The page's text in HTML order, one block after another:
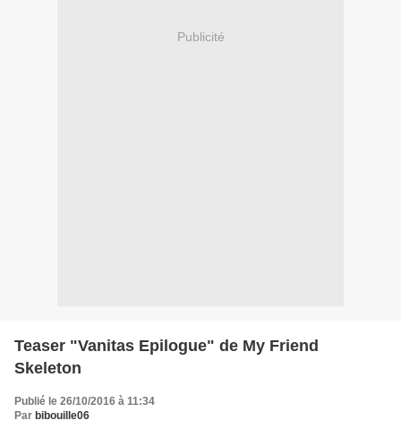
Publicité
Teaser "Vanitas Epilogue" de My Friend
Skeleton
Publié le 26/10/2016 à 11:34
Par bibouille06